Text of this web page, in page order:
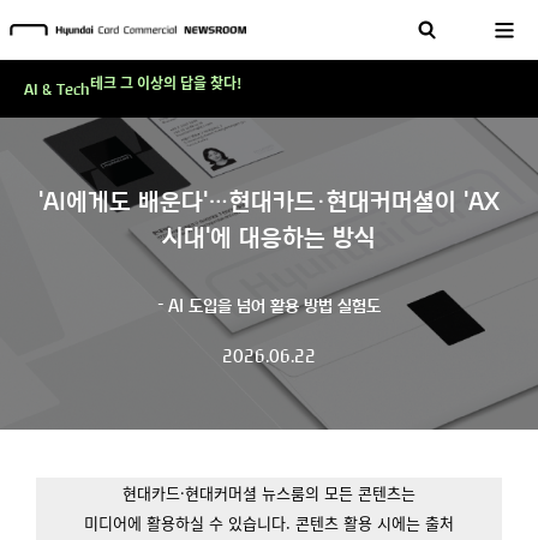
'AI에게도 배운다'…현대카드·현대커머셜이 'AX
시대'에 대응하는 방식
- AI 도입을 넘어 활용 방법 실험도
2026.06.22
현대카드·현대커머셜 뉴스룸의 모든 콘텐츠는
미디어에 활용하실 수 있습니다. 콘텐츠 활용 시에는 출처
AI & Tech현대카드, 스테이블코인 국제송금 실제 도입 가능한 수준 준비 마쳐
테크 그 이상의 답을 찾다!